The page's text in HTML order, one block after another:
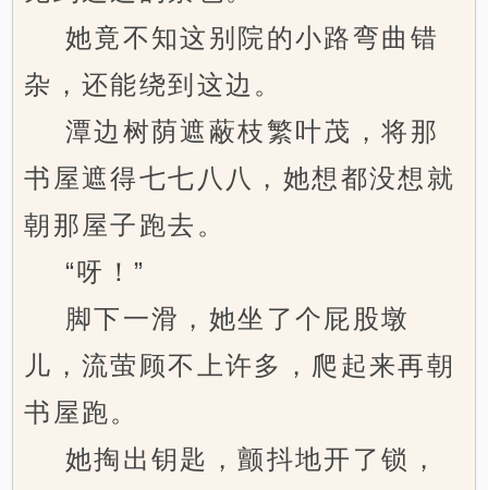
她竟不知这别院的小路弯曲错
杂，还能绕到这边。
潭边树荫遮蔽枝繁叶茂，将那
书屋遮得七七八八，她想都没想就
朝那屋子跑去。
“呀！”
脚下一滑，她坐了个屁股墩
儿，流萤顾不上许多，爬起来再朝
书屋跑。
她掏出钥匙，颤抖地开了锁，